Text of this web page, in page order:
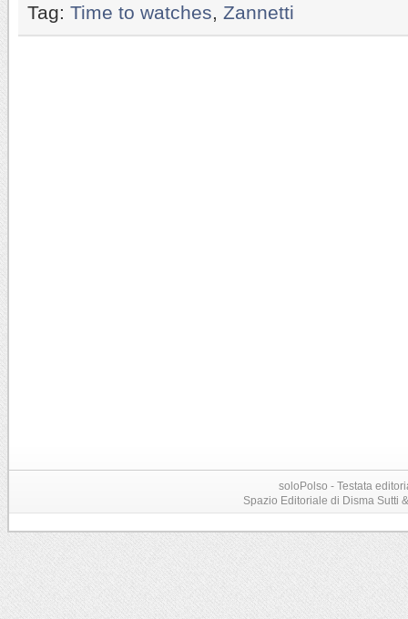
Tag: Time to watches Zannetti
soloPolso - Testata
Spazio Editoriale di Disma Sutti